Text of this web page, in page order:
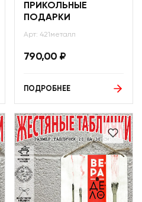
ПРИКОЛЬНЫЕ
ПОДАРКИ
Арт: 421металл
790,00 ₽
ПОДРОБНЕЕ